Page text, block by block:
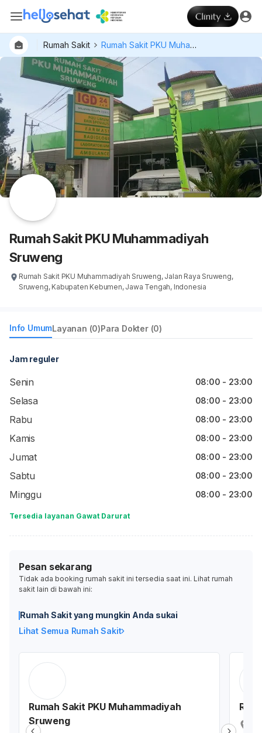
Rumah Sakit Rumah Sakit PKU Muhammadiyah Sruweng
Rumah Sakit PKU Muhammadiyah
Sruweng
Rumah Sakit PKU Muhammadiyah Sruweng, Jalan Raya Sruweng,
Sruweng, Kabupaten Kebumen, Jawa Tengah, Indonesia
Info UmumLayanan (0)Para Dokter (0)
Jam reguler
Senin 08:00 - 23:00
Selasa 08:00 - 23:00
Rabu 08:00 - 23:00
Kamis 08:00 - 23:00
Jumat 08:00 - 23:00
Sabtu 08:00 - 23:00
Minggu 08:00 - 23:00
Tersedia layanan Gawat Darurat
Pesan sekarang
Tidak ada booking rumah sakit ini tersedia saat ini. Lihat rumah
sakit lain di bawah ini:
Rumah Sakit yang mungkin Anda sukai
Lihat Semua Rumah Sakit
Rumah Sakit PKU Muhammadiyah
Sruweng